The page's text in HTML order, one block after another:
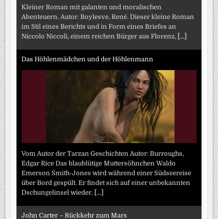
Kleiner Roman mit galanten und moralischen
Abenteuern. Autor: Boylesve, René. Dieser kleine Roman
im Stil eines Berichts und in Form eines Briefes an
Niccolo Niccoli, einem reichen Bürger aus Florenz, [...]
Das Höhlenmädchen und der Höhlenmann
Vom Autor der Tarzan Geschichten Autor: Burroughs,
Edgar Rice Das blaublütige Muttersöhnchen Waldo
Emerson Smith-Jones wird während einer Südseereise
über Bord gespült. Er findet sich auf einer unbekannten
Dschungelinsel wieder. [...]
John Carter – Rückkehr zum Mars